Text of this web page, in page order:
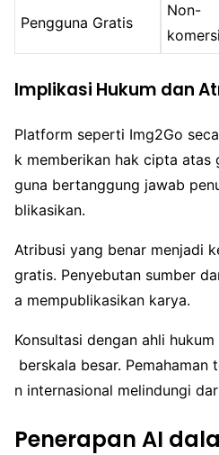
Pengguna Gratis
Non-
Implikasi Hukum dan
Platform seperti Img2Go
k memberikan hak cipta atas
guna bertanggung jawab
blikasikan.
Atribusi yang benar menjadi
gratis. Penyebutan sumber
a mempublikasikan karya.
Konsultasi dengan ahli
berskala besar.
n internasional melindungi
Penerapan AI